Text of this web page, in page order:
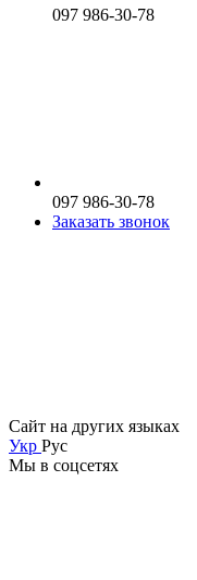
097 986-30-78
097 986-30-78
Заказать звонок
Сайт на других языках
Укр Рус
Мы в соцсетях